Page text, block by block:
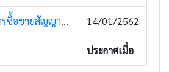
ประกาศเมื่อ
อัตราหลักประกันการซื้อขายสัญญาซื้อขายล่วงหน้า (14 มกราคม 2562) 14/01/2562